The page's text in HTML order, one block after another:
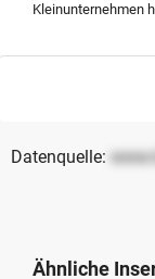
Kleinunternehmen
Datenquelle:
Ähnliche